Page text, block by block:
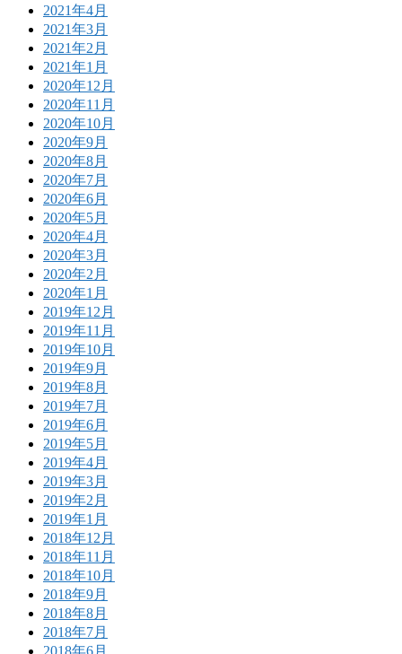
2021年4月
2021年3月
2021年2月
2021年1月
2020年12月
2020年11月
2020年10月
2020年9月
2020年8月
2020年7月
2020年6月
2020年5月
2020年4月
2020年3月
2020年2月
2020年1月
2019年12月
2019年11月
2019年10月
2019年9月
2019年8月
2019年7月
2019年6月
2019年5月
2019年4月
2019年3月
2019年2月
2019年1月
2018年12月
2018年11月
2018年10月
2018年9月
2018年8月
2018年7月
2018年6月